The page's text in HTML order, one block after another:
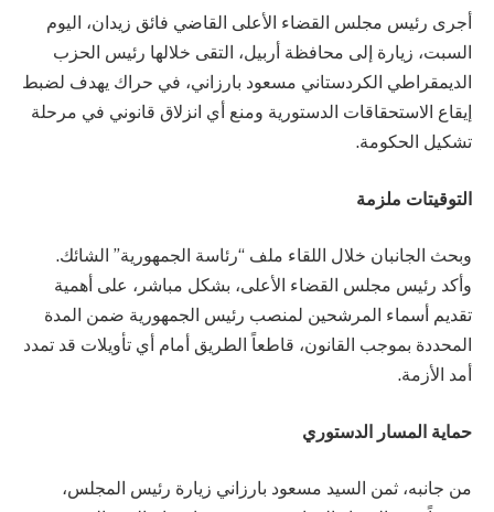
أجرى رئيس مجلس القضاء الأعلى القاضي فائق زيدان، اليوم
السبت، زيارة إلى محافظة أربيل، التقى خلالها رئيس الحزب
الديمقراطي الكردستاني مسعود بارزاني، في حراك يهدف لضبط
إيقاع الاستحقاقات الدستورية ومنع أي انزلاق قانوني في مرحلة
تشكيل الحكومة.
التوقيتات ملزمة
وبحث الجانبان خلال اللقاء ملف “رئاسة الجمهورية” الشائك.
وأكد رئيس مجلس القضاء الأعلى، بشكل مباشر، على أهمية
تقديم أسماء المرشحين لمنصب رئيس الجمهورية ضمن المدة
المحددة بموجب القانون، قاطعاً الطريق أمام أي تأويلات قد تمدد
أمد الأزمة.
حماية المسار الدستوري
من جانبه، ثمن السيد مسعود بارزاني زيارة رئيس المجلس،